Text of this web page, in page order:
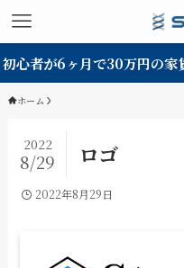
初心者が6ヶ月で30万円の
ホーム
ロゴ
2022
8/29
2022年8月29日